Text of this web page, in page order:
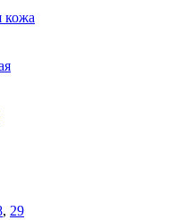
кожа
, 29